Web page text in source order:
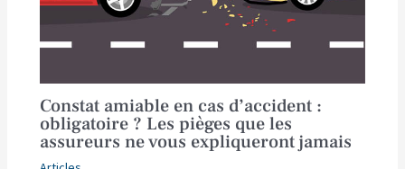
Constat amiable en cas d’accident :
obligatoire ? Les pièges que les
assureurs ne vous expliqueront jamais